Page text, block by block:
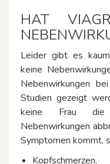
HAT
Leider gibt es
keine
Nebenwirkungen
Studien gezeigt
keine Frau die
Nebenwirkungen
Symptomen kommt,
Kopfschmerzen,